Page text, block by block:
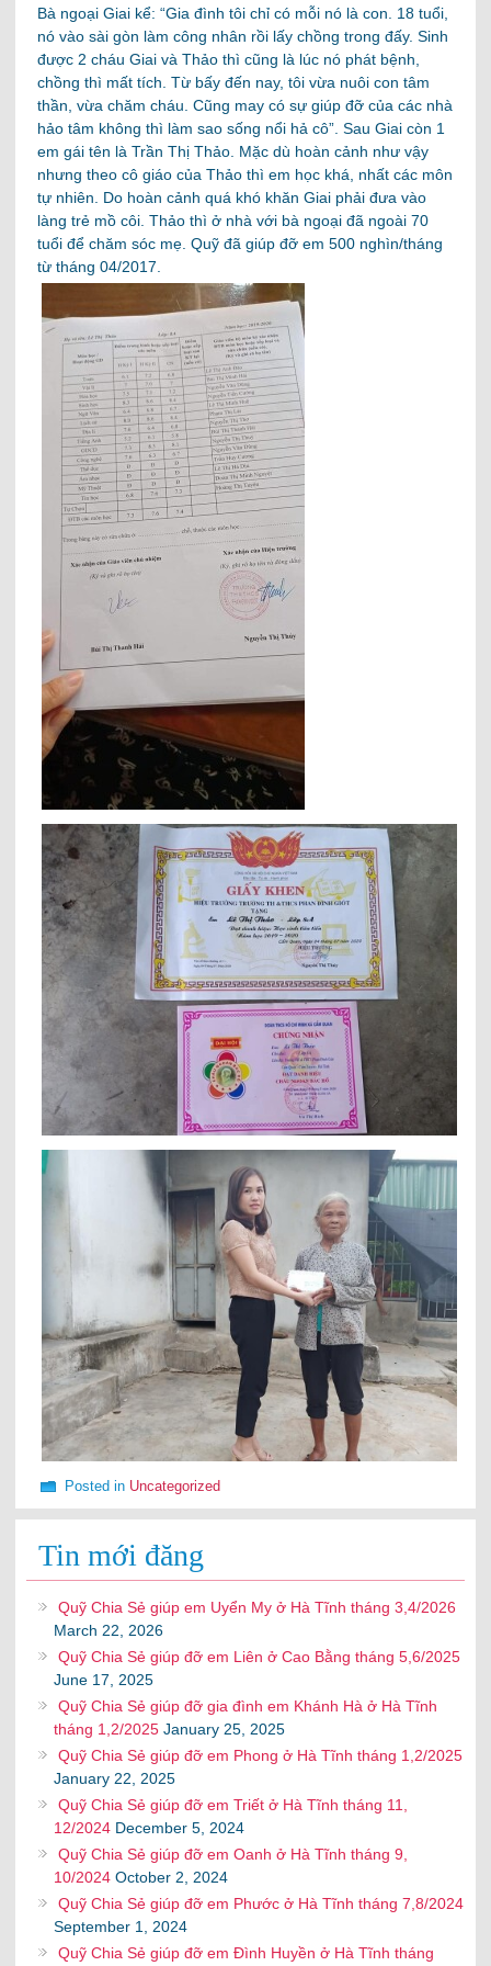
Bà ngoại Giai kể: “Gia đình tôi chỉ có mỗi nó là con. 18 tuổi,
nó vào sài gòn làm công nhân rồi lấy chồng trong đấy. Sinh
được 2 cháu Giai và Thảo thì cũng là lúc nó phát bệnh,
chồng thì mất tích. Từ bấy đến nay, tôi vừa nuôi con tâm
thần, vừa chăm cháu. Cũng may có sự giúp đỡ của các nhà
hảo tâm không thì làm sao sống nổi hả cô”. Sau Giai còn 1
em gái tên là Trần Thị Thảo. Mặc dù hoàn cảnh như vậy
nhưng theo cô giáo của Thảo thì em học khá, nhất các môn
tự nhiên. Do hoàn cảnh quá khó khăn Giai phải đưa vào
làng trẻ mồ côi. Thảo thì ở nhà với bà ngoại đã ngoài 70
tuổi để chăm sóc mẹ. Quỹ đã giúp đỡ em 500 nghìn/tháng
từ tháng 04/2017.
Posted in Uncategorized
Tin mới đăng
Quỹ Chia Sẻ giúp em Uyển My ở Hà Tĩnh tháng 3,4/2026
March 22, 2026
Quỹ Chia Sẻ giúp đỡ em Liên ở Cao Bằng tháng 5,6/2025
June 17, 2025
Quỹ Chia Sẻ giúp đỡ gia đình em Khánh Hà ở Hà Tĩnh
tháng 1,2/2025 January 25, 2025
Quỹ Chia Sẻ giúp đỡ em Phong ở Hà Tĩnh tháng 1,2/2025
January 22, 2025
Quỹ Chia Sẻ giúp đỡ em Triết ở Hà Tĩnh tháng 11,
12/2024 December 5, 2024
Quỹ Chia Sẻ giúp đỡ em Oanh ở Hà Tĩnh tháng 9,
10/2024 October 2, 2024
Quỹ Chia Sẻ giúp đỡ em Phước ở Hà Tĩnh tháng 7,8/2024
September 1, 2024
Quỹ Chia Sẻ giúp đỡ em Đình Huyền ở Hà Tĩnh tháng